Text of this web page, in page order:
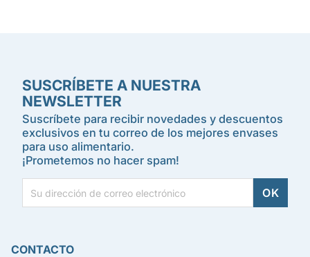
SUSCRÍBETE A NUESTRA
NEWSLETTER
Suscríbete para recibir novedades y descuentos
exclusivos en tu correo de los mejores envases
para uso alimentario.
¡Prometemos no hacer spam!
CONTACTO